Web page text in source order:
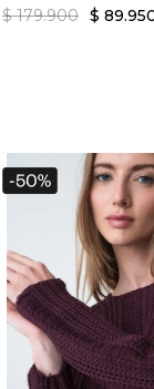
$ 179.900 $ 89.